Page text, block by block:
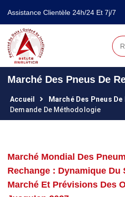
Assistance Clientèle 24h/24 Et 7j/7
Marché Des Pneus De
Accueil
Marché Des Pneus De
Demande De Méthodologie
Marché Mondial Des
Rechange : Dynamique Du
Marché Et Prévisions Des